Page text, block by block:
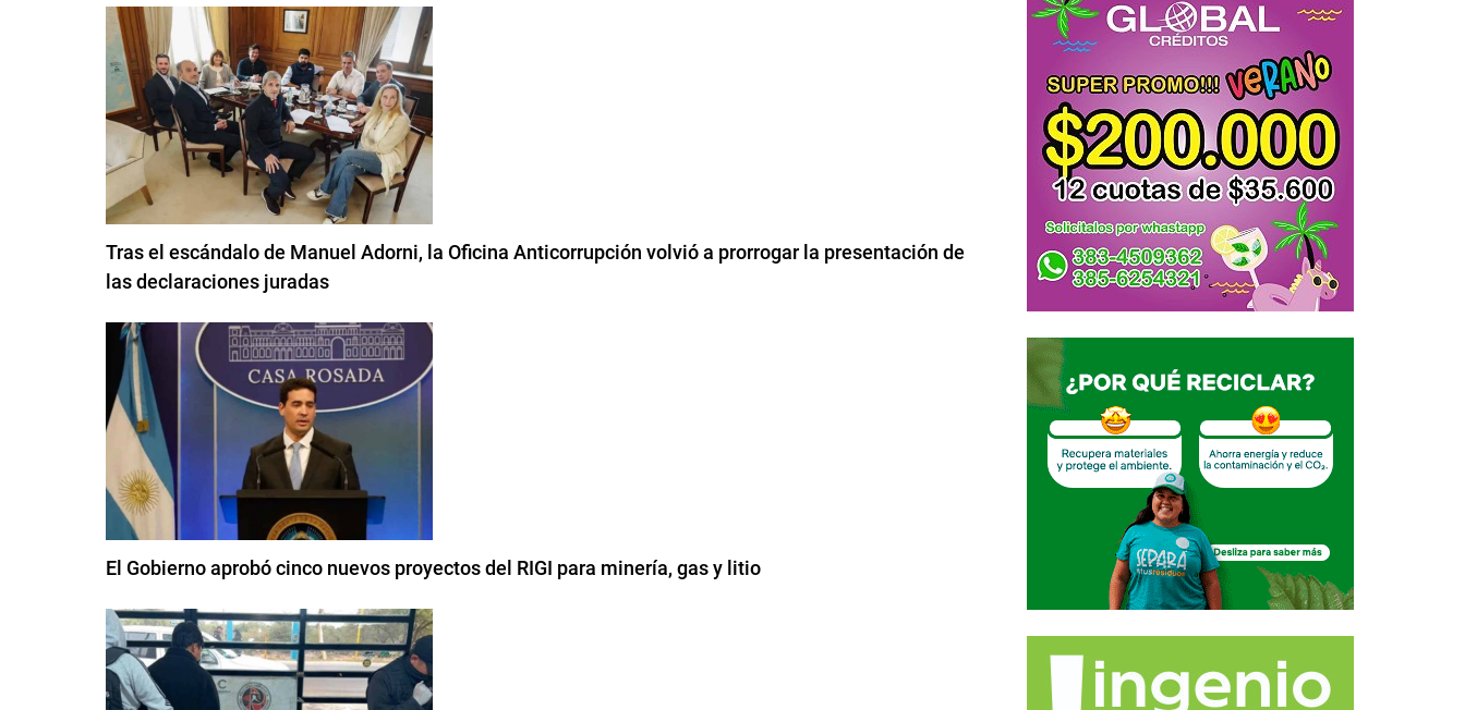
Tras el escándalo de Manuel Adorni, la Oficina Anticorrupción volvió a prorrogar la presentación de
las declaraciones juradas
El Gobierno aprobó cinco nuevos proyectos del RIGI para minería, gas y litio